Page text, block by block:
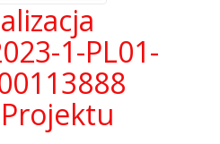
1-PL01-